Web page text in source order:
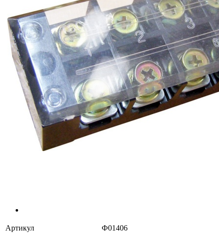
Артикул
Ф01406